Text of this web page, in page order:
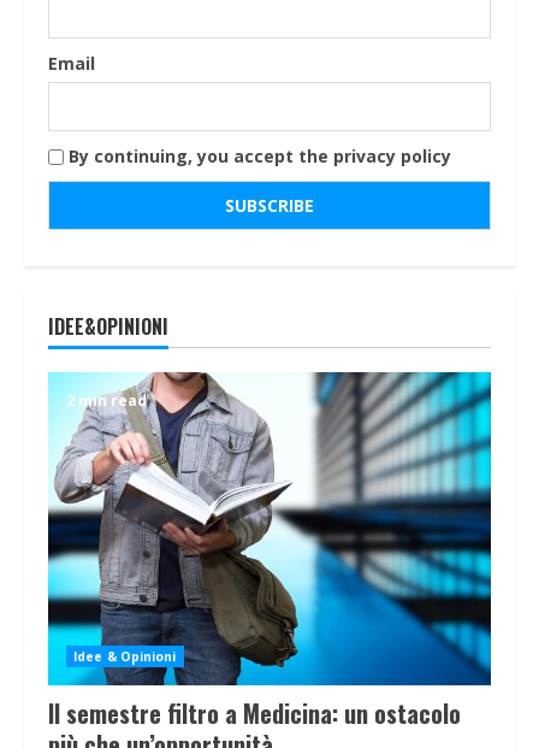
Email
By continuing, you accept the privacy policy
IDEE&OPINIONI
2 min read
Idee & Opinioni
Il semestre filtro a Medicina: un ostacolo